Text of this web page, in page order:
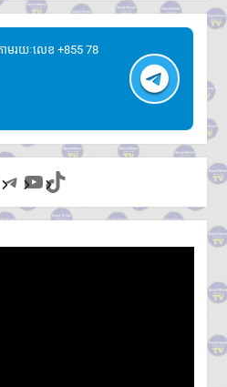
ាមរយៈលេខ +855 78
Telegram
YouTube
TikTok